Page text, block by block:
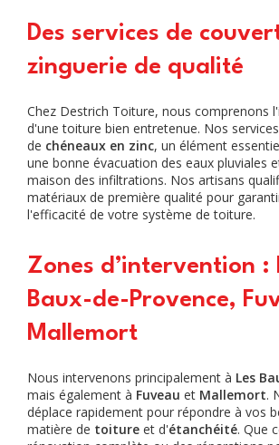
Des services de
zinguerie de qualité
Chez Destrich Toiture, nous comprenons
d'une toiture bien entretenue. Nos
de chéneaux en zinc, un élément
une bonne évacuation des eaux pluviales
maison des infiltrations. Nos artisans
matériaux de première qualité pour
l'efficacité de votre système de toiture.
Zones d’intervention :
Baux-de-Provence,
Mallemort
Nous intervenons principalement à Les
mais également à Fuveau et Mallemort.
déplace rapidement pour répondre à vos
matière de toiture et d'étanchéité. Que